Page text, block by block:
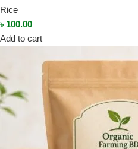
Rice
৳ 100.00
Add to cart